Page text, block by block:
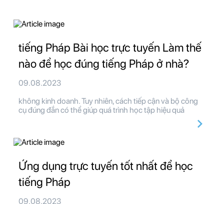
tiếng Pháp Bài học trực tuyến Làm thế
nào để học đúng tiếng Pháp ở nhà?
09.08.2023
không kinh doanh. Tuy nhiên, cách tiếp cận và bộ công
cụ đúng đắn có thể giúp quá trình học tập hiệu quả
Ứng dụng trực tuyến tốt nhất để học
tiếng Pháp
09.08.2023